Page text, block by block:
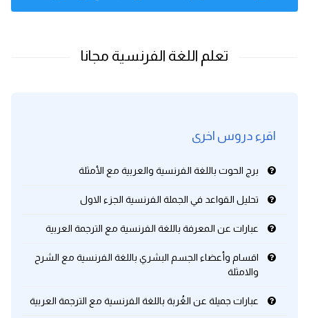
اقرء دروس اخرى
برج الحوت باللغة الفرنسية والعربية مع الأمثلة
تحليل القواعد في الجملة الفرنسية الجزء الاول
عبارات عن المعرفة باللغة الفرنسية مع الترجمة العربية
اقسام وأعضاء الجسم البشري باللغة الفرنسية مع الشرح
والامثلة
عبارات جميلة عن الغُربة باللغة الفرنسية مع الترجمة العربية